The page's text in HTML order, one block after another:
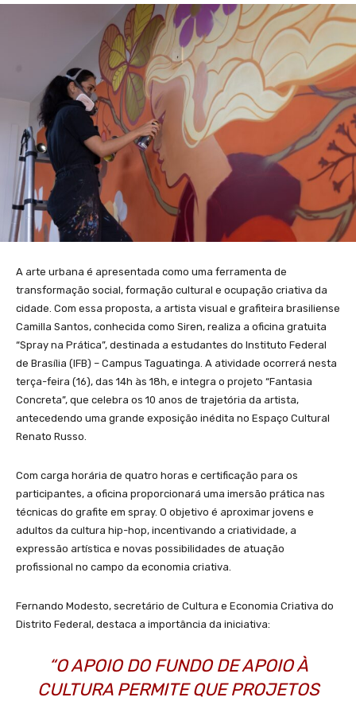
A arte urbana é apresentada como uma ferramenta de
transformação social, formação cultural e ocupação criativa da
cidade. Com essa proposta, a artista visual e grafiteira brasiliense
Camilla Santos, conhecida como Siren, realiza a oficina gratuita
“Spray na Prática”, destinada a estudantes do Instituto Federal
de Brasília (IFB) – Campus Taguatinga. A atividade ocorrerá nesta
terça-feira (16), das 14h às 18h, e integra o projeto “Fantasia
Concreta”, que celebra os 10 anos de trajetória da artista,
antecedendo uma grande exposição inédita no Espaço Cultural
Renato Russo.
Com carga horária de quatro horas e certificação para os
participantes, a oficina proporcionará uma imersão prática nas
técnicas do grafite em spray. O objetivo é aproximar jovens e
adultos da cultura hip-hop, incentivando a criatividade, a
expressão artística e novas possibilidades de atuação
profissional no campo da economia criativa.
Fernando Modesto, secretário de Cultura e Economia Criativa do
Distrito Federal, destaca a importância da iniciativa:
“O APOIO DO FUNDO DE APOIO À
CULTURA PERMITE QUE PROJETOS